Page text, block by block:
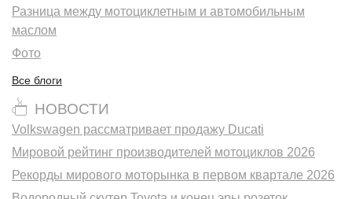
Разница между мотоциклетным и автомобильным
маслом
Фото
Все блоги
НОВОСТИ
Volkswagen рассматривает продажу Ducati
Мировой рейтинг производителей мотоциклов 2026
Рекорды мирового моторынка в первом квартале 2026